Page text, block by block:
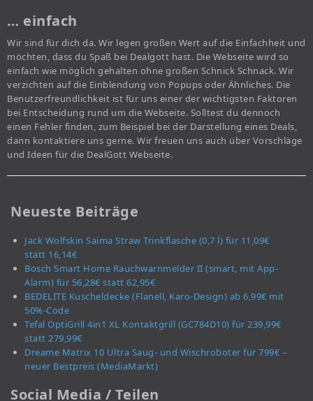
… einfach
Wir sind für dich da. Wir legen großen Wert auf die Einfachheit und
möchten, dass du Spaß bei Dealgott hast. Die Webseite wird so
einfach wie möglich gehalten ohne großen Schnick Schnack. Wir
verzichten auf die Einblendung von Popups oder Ähnliches. Die
Benutzerfreundlichkeit ist für uns einer der wichtigsten Faktoren
bei Entscheidung rund um die Webseite. Solltest du dennoch
einen Fehler finden, zum Beispiel bei der Darstellung eines Deals,
dann kontaktiere uns gerne. Wir freuen uns auch über Vorschläge
und Ideen für die DealGott Webseite.
Neueste Beiträge
Jack Wolfskin Saima Straw Trinkflasche (0,7 l) für 11,09€
statt 16,14€
Bosch Smart Home Rauchwarnmelder II (smart, mit App-
Alarm) für 56,28€ statt 62,95€
BEDELITE Kuscheldecke (Flanell, Karo-Design) ab 6,99€ mit
50%-Code
Tefal OptiGrill 4in1 XL Kontaktgrill (GC784D10) für 239,99€
statt 279,99€
Dreame Matrix 10 Ultra Saug- und Wischroboter für 799€ –
neuer Bestpreis (MediaMarkt)
Social Media / Teilen